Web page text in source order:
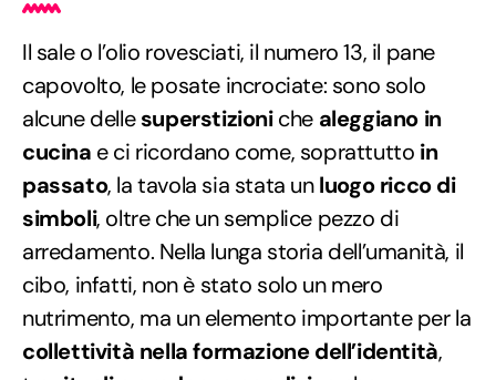
Il sale o l’olio rovesciati, il numero 13, il pane
capovolto, le posate incrociate: sono solo
alcune dellesuperstizioniche aleggiano in
cucina e ci ricordano come, soprattutto in
passato, la tavola sia stata unluogo ricco di
simboli, oltre che un semplice pezzo di
arredamento. Nella lunga storia dell’umanità, il
cibo, infatti, non è stato solo un mero
nutrimento, ma un elemento importante per la
collettività nella formazione dell’identità,